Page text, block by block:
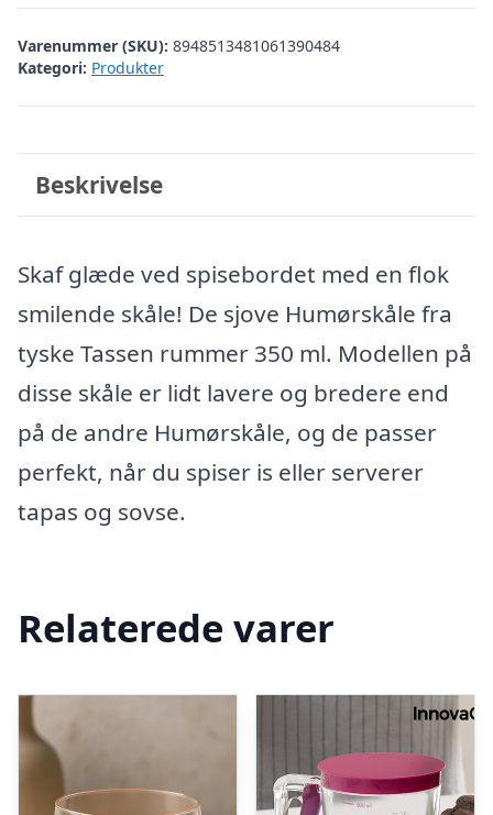
Varenummer (SKU): 8948513481061390484
Kategori: Produkter
Beskrivelse
Skaf glæde ved spisebordet med en flok
smilende skåle! De sjove Humørskåle fra
tyske Tassen rummer 350 ml. Modellen på
disse skåle er lidt lavere og bredere end
på de andre Humørskåle, og de passer
perfekt, når du spiser is eller serverer
tapas og sovse.
Relaterede varer